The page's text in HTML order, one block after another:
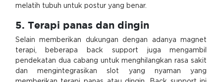
melatih tubuh untuk postur yang benar.
5. Terapi panas dan dingin
Selain memberikan dukungan dengan adanya magnet
terapi, beberapa back support juga mengambil
pendekatan dua cabang untuk menghilangkan rasa sakit
dan mengintegrasikan slot yang nyaman yang